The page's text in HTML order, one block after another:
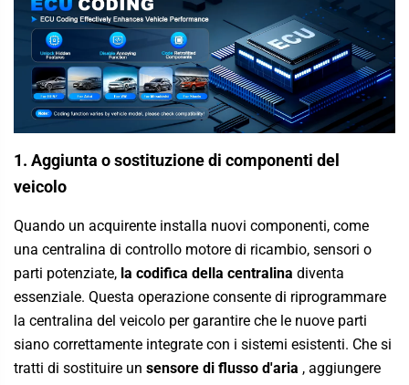
1. Aggiunta o sostituzione di componenti del
veicolo
Quando un acquirente installa nuovi componenti, come
una centralina di controllo motore di ricambio, sensori o
parti potenziate, la codifica della centralina diventa
essenziale. Questa operazione consente di riprogrammare
la centralina del veicolo per garantire che le nuove parti
siano correttamente integrate con i sistemi esistenti. Che si
tratti di sostituire un sensore di flusso d'aria , aggiungere